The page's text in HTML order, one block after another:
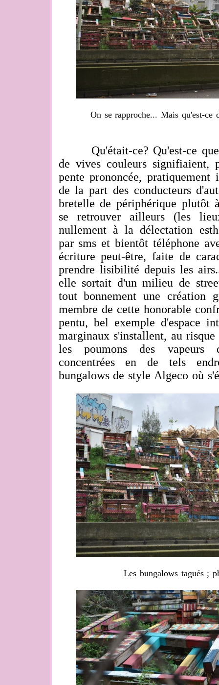
On se rapproche... Mais qu'est-
Qu'était-ce? Qu'est-ce que
de vives couleurs signifiaient,
pente prononcée, pratiquement
de la part des conducteurs
bretelle de périphérique plutôt
se retrouver ailleurs (les
nullement à la délectation
par sms et bientôt téléphone
écriture peut-être, faite de
prendre lisibilité depuis les
elle sortait d'un milieu de
tout bonnement une création
membre de cette honorable
pentu, bel exemple d'espace
marginaux s'installent, au
les poumons des vapeurs
concentrées en de tels
bungalows de style Algeco où
Les bungalows tagués ;